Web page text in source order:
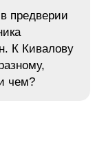
предверии
К Кивалову
чем?